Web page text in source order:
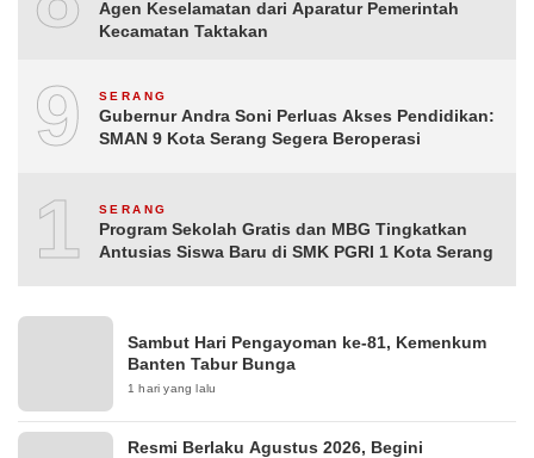
Agen Keselamatan dari Aparatur Pemerintah
Kecamatan Taktakan
9 SERANG
Gubernur Andra Soni Perluas Akses Pendidikan:
SMAN 9 Kota Serang Segera Beroperasi
10SERANG
Program Sekolah Gratis dan MBG Tingkatkan
Antusias Siswa Baru di SMK PGRI 1 Kota Serang
Sambut Hari Pengayoman ke-81, Kemenkum
Banten Tabur Bunga
1 hari yang lalu
Resmi Berlaku Agustus 2026, Begini